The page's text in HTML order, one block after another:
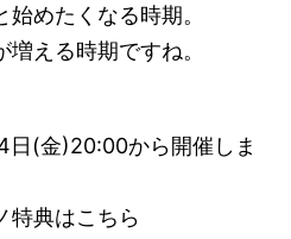
めたくなる時期。
える時期ですね。
日(金)20:00から開催しま
特典はこちら